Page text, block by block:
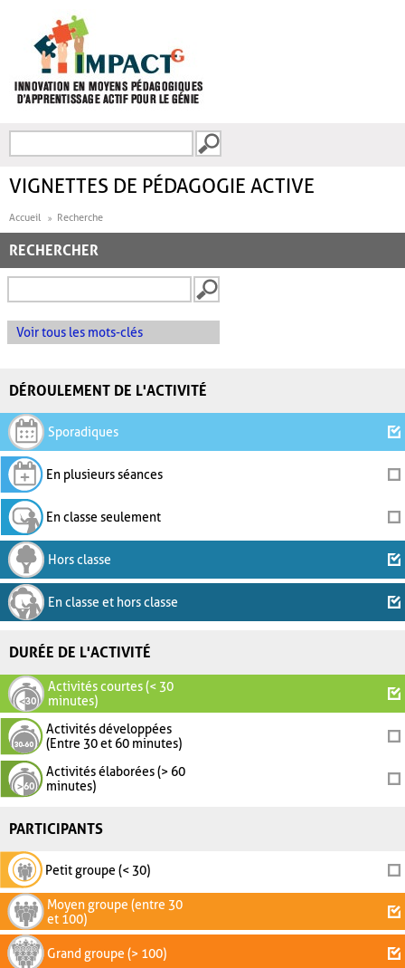
FORMULAIRE DE
VIGNETTES DE PÉDAGOGIE ACTIVE
Accueil Recherche
RECHERCHER
Voir tous les mots-clés
DÉROULEMENT DE L'ACTIVITÉ
Sporadiques
En plusieurs séances
En classe seulement
Hors classe
En classe et hors classe
DURÉE DE L'ACTIVITÉ
Activités courtes (< 30
minutes)
Activités développées
(Entre 30 et 60 minutes)
Activités élaborées (> 60
minutes)
PARTICIPANTS
Petit groupe (< 30)
Moyen groupe (entre 30
et 100)
Grand groupe (> 100)